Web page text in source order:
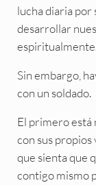
lucha diaria por
desarrollar
Sin embargo,
con un soldado.
El primero está
con sus
que sienta que
contigo mismo